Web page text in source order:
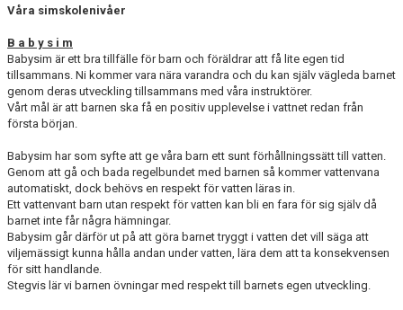
Våra simskolenivåer
B a b y s i m
Babysim är ett bra tillfälle för barn och föräldrar att få lite egen tid
tillsammans. Ni kommer vara nära varandra och du kan själv vägleda barnet
genom deras utveckling tillsammans med våra instruktörer.
Vårt mål är att barnen ska få en positiv upplevelse i vattnet redan från
första början.
Babysim har som syfte att ge våra barn ett sunt förhållningssätt till vatten.
Genom att gå och bada regelbundet med barnen så kommer vattenvana
automatiskt, dock behövs en respekt för vatten läras in.
Ett vattenvant barn utan respekt för vatten kan bli en fara för sig själv då
barnet inte får några hämningar.
Babysim går därför ut på att göra barnet tryggt i vatten det vill säga att
viljemässigt kunna hålla andan under vatten, lära dem att ta konsekvensen
för sitt handlande.
Stegvis lär vi barnen övningar med respekt till barnets egen utveckling.